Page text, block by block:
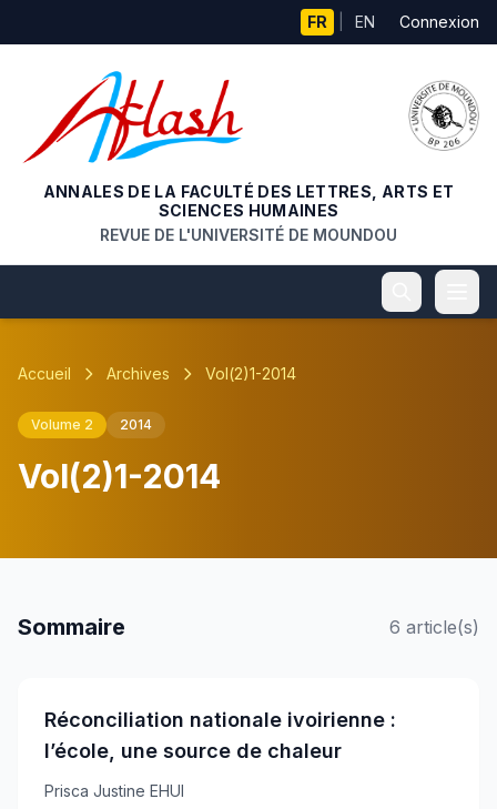
FR EN Connexion
ANNALES DE LA FACULTÉ DES LETTRES, ARTS ET
SCIENCES HUMAINES
REVUE DE L'UNIVERSITÉ DE MOUNDOU
Accueil Archives Vol(2)1-2014
Volume 2 2014
Vol(2)1-2014
Sommaire 6 article(s)
Réconciliation nationale ivoirienne :
l’école, une source de chaleur
Prisca Justine EHUI